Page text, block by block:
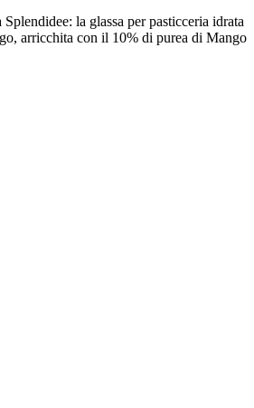
la glassa per pasticceria idrata
arricchita con il 10% di purea di Mango